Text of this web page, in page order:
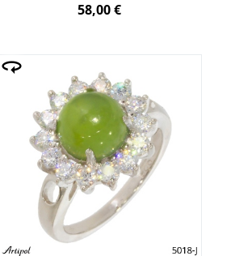
58,00 €